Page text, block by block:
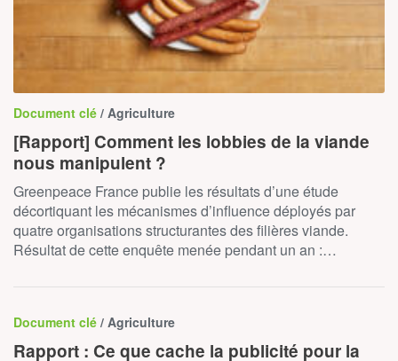
Document clé / Agriculture
[Rapport] Comment les lobbies de la viande
nous manipulent ?
Greenpeace France publie les résultats d’une étude
décortiquant les mécanismes d’influence déployés par
quatre organisations structurantes des filières viande.
Résultat de cette enquête menée pendant un an :…
Document clé / Agriculture
Rapport : Ce que cache la publicité pour la